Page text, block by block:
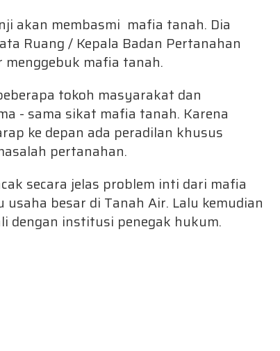
akan membasmi mafia tanah. Dia
Ruang / Kepala Badan Pertanahan
menggebuk mafia tanah.
tokoh masyarakat dan
- sama sikat mafia tanah. Karena
ke depan ada peradilan khusus
pertanahan.
secara jelas problem inti dari mafia
besar di Tanah Air. Lalu kemudian
dengan institusi penegak hukum.